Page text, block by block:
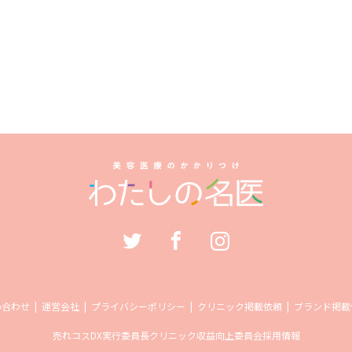
わせ 運営会社 プライバシーポリシー クリニック掲載依頼 ブランド掲
売れコスDX実行委員長クリニック収益向上委員会採用情報